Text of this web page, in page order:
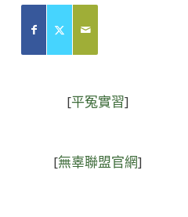
[平冤實習]
[無辜聯盟官網]